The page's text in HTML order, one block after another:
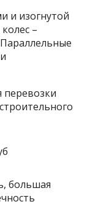
и изогнутой
–
перевозки
большая